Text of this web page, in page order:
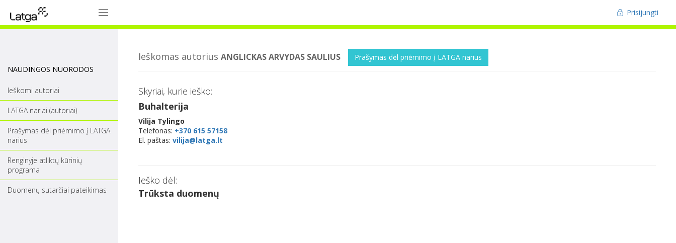
Prisijungti
NAUDINGOS NUORODOS
Ieškomi autoriai
LATGA nariai (autoriai)
Prašymas dėl priėmimo į LATGA
narius
Renginyje atliktų kūrinių
programa
Duomenų sutarčiai pateikimas
Ieškomas autorius ANGLICKAS ARVYDAS SAULIUS Prašymas dėl priėmimo į LATGA narius
Skyriai, kurie ieško:
Buhalterija
Vilija Tylingo
Telefonas: +370 615 57158
El. paštas: vilija@latga.lt
Ieško dėl:
Trūksta duomenų